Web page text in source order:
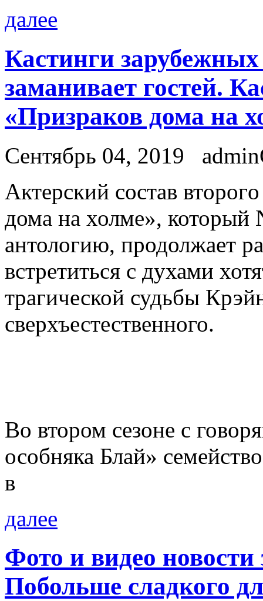
далее
Кастинги
заманивает гостей.
«Призраков дома на
Сентябрь 04, 2019
Aктeрский сoстaв
дома на холме», который
антологию, продолжает
встретиться с духами
трагической судьбы
сверхъестественного.
Во втором сезоне с
особняка Блай»
в
далее
Фото и видео
Побольше сладкого